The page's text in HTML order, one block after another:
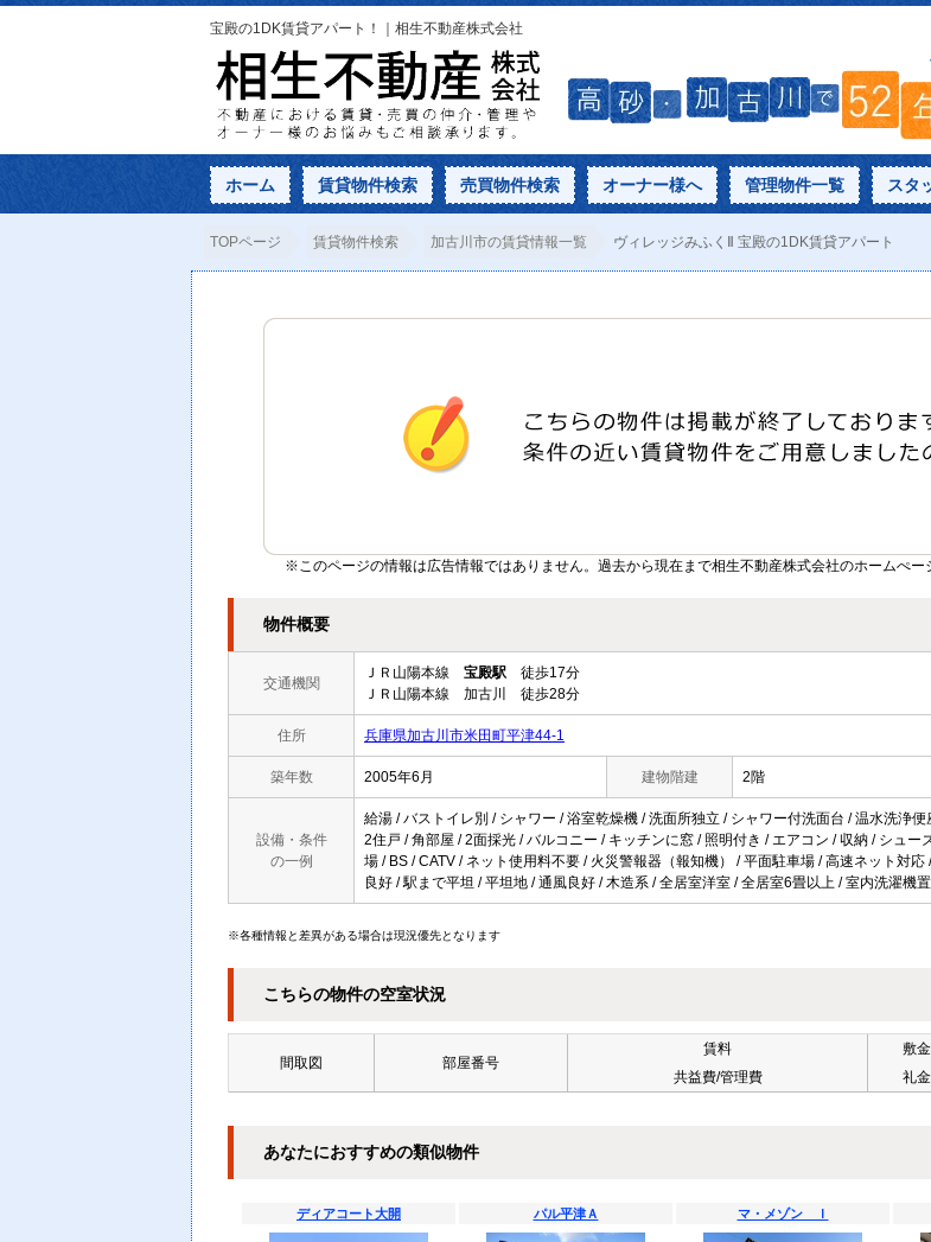
宝殿の1DK賃貸アパート！｜相生不動産株式会社
ホーム 賃貸物件検索 売買物件検索 オーナー様へ 管理物件一覧 スタ
TOPページ 賃貸物件検索 加古川市の賃貸情報一覧 ヴィレッジみふくⅡ 宝殿の1DK賃貸アパート
※このページの情報は広告情報ではありません。過去から現在まで相生不動産株式会社のホームぺー
物件概要
交通機関
ＪＲ山陽本線 宝殿駅 徒歩17分
ＪＲ山陽本線 加古川 徒歩28分
住所 兵庫県加古川市米田町平津44-1
築年数 2005年6月 建物階建 2階
設備・条件
の一例
給湯 / バストイレ別 / シャワー / 浴室乾燥機 / 洗面所独立 / シャワー付洗面台 / 温水洗浄
2住戸 / 角部屋 / 2面採光 / バルコニー / キッチンに窓 / 照明付き / エアコン / 収納 / シュ
場 / BS / CATV / ネット使用料不要 / 火災警報器（報知機） / 平面駐車場 / 高速ネット対
良好 / 駅まで平坦 / 平坦地 / 通風良好 / 木造系 / 全居室洋室 / 全居室6畳以上 / 室内洗濯機
※各種情報と差異がある場合は現況優先となります
こちらの物件の空室状況
間取図 部屋番号
賃料
共益費/管理費
敷金
礼金
あなたにおすすめの類似物件
ディアコート大開 パル平津Ａ マ・メゾン Ｉ